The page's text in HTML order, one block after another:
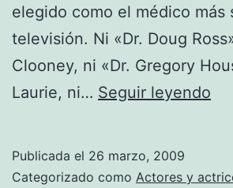
elegido como el médico más
televisión. Ni «Dr. Doug
Clooney, ni «Dr. Gregory
Laurie, ni… Seguir leyendo
Publicada el 26 marzo, 2009
Categorizado como Actores y